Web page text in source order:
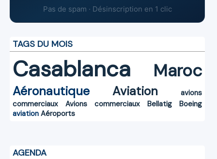
Pas de spam · Désinscription en 1 clic
TAGS DU MOIS
Casablanca Maroc
Aéronautique Aviation
avions
commerciaux
Avions commerciaux Bellatig
Boeing
aviation Aéroports
AGENDA